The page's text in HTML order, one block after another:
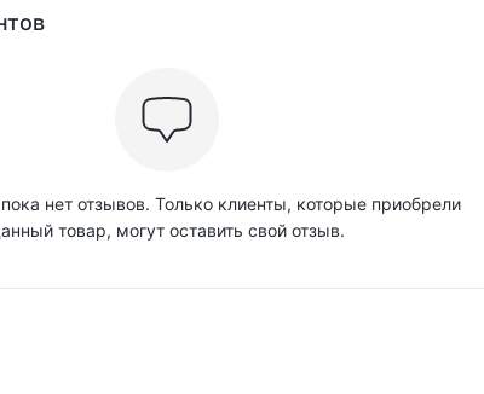
нет отзывов. Только клиенты, которые приобрели
товар, могут оставить свой отзыв.